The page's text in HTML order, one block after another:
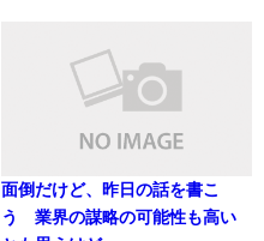
面倒だけど、昨日の話を書こ
う 業界の謀略の可能性も高い